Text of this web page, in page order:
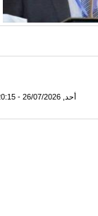
أحد, 26/07/2026 - 20:15